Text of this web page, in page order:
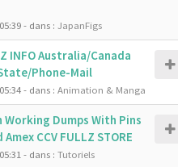
- dans : JapanFigs
INFO Australia/Canada
Phone-Mail
- dans : Animation & Manga
Dumps With Pins
CCV FULLZ STORE
- dans : Tutoriels